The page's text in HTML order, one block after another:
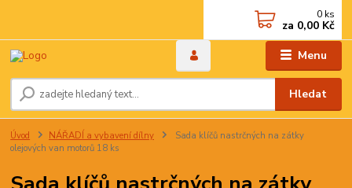
Menu
Hledat
0 ks
za 0,00 Kč
Úvod NÁŘADÍ a vybavení dílny
Sada klíčů nastrčných na zátky
olejových van motorů 18 ks